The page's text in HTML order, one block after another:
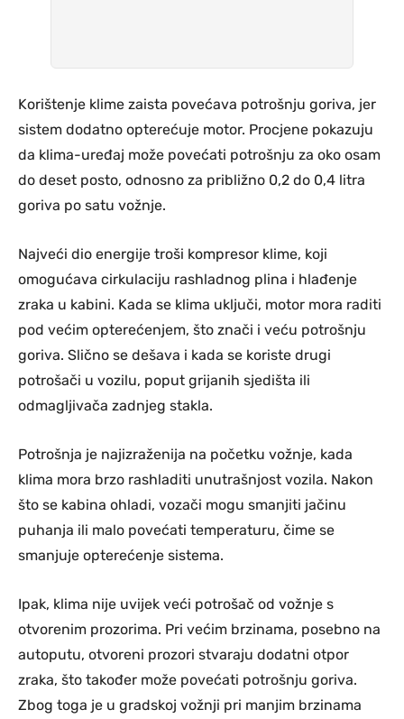
Korištenje klime zaista povećava potrošnju goriva, jer
sistem dodatno opterećuje motor. Procjene pokazuju
da klima-uređaj može povećati potrošnju za oko osam
do deset posto, odnosno za približno 0,2 do 0,4 litra
goriva po satu vožnje.
Najveći dio energije troši kompresor klime, koji
omogućava cirkulaciju rashladnog plina i hlađenje
zraka u kabini. Kada se klima uključi, motor mora raditi
pod većim opterećenjem, što znači i veću potrošnju
goriva. Slično se dešava i kada se koriste drugi
potrošači u vozilu, poput grijanih sjedišta ili
odmagljivača zadnjeg stakla.
Potrošnja je najizraženija na početku vožnje, kada
klima mora brzo rashladiti unutrašnjost vozila. Nakon
što se kabina ohladi, vozači mogu smanjiti jačinu
puhanja ili malo povećati temperaturu, čime se
smanjuje opterećenje sistema.
Ipak, klima nije uvijek veći potrošač od vožnje s
otvorenim prozorima. Pri većim brzinama, posebno na
autoputu, otvoreni prozori stvaraju dodatni otpor
zraka, što također može povećati potrošnju goriva.
Zbog toga je u gradskoj vožnji pri manjim brzinama